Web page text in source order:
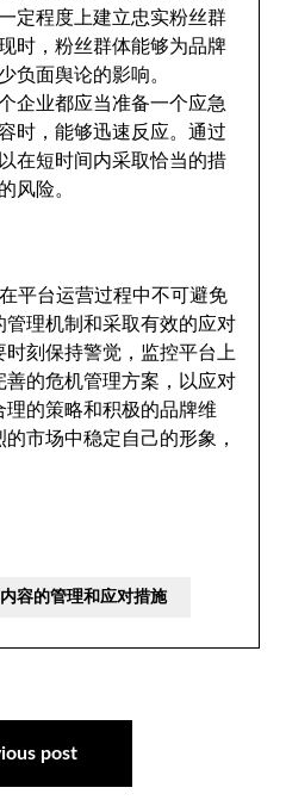
定程度上建立忠实粉丝群
时，粉丝群体能够为品牌
负面舆论的影响。
企业都应当准备一个应急
时，能够迅速反应。通过
在短时间内采取恰当的措
风险。
平台运营过程中不可避免
理机制和采取有效的应对
刻保持警觉，监控平台上
的危机管理方案，以应对
的策略和积极的品牌维
市场中稳定自己的形象，
容的管理和应对措施
post